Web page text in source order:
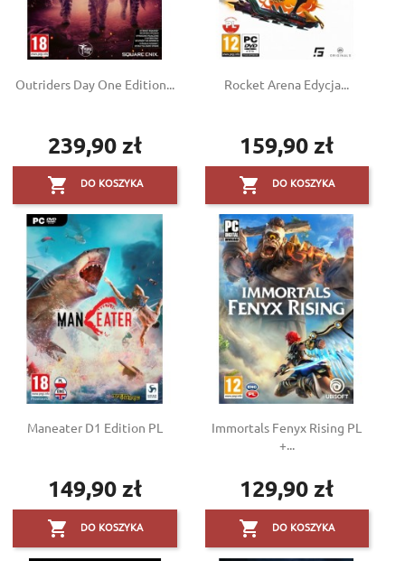
Outriders Day One Edition...
Cena
239,90 zł
 DO KOSZYKA
Rocket Arena Edycja...
Cena
159,90 zł
 DO KOSZYKA
Maneater D1 Edition PL
Cena
149,90 zł
 DO KOSZYKA
Immortals Fenyx Rising PL
+...
Cena
129,90 zł
 DO KOSZYKA